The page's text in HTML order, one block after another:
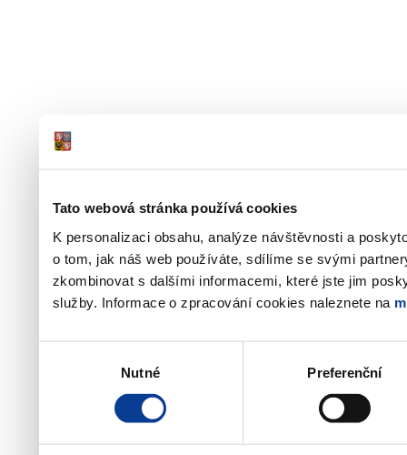
Tato webová stránka používá cookies
K personalizaci obsahu, analýze návštěvnosti a
o tom, jak náš web používáte, sdílíme se svými
zkombinovat s dalšími informacemi, které jste jim
služby. Informace o zpracování cookies naleznete na
Nutné Preferenční